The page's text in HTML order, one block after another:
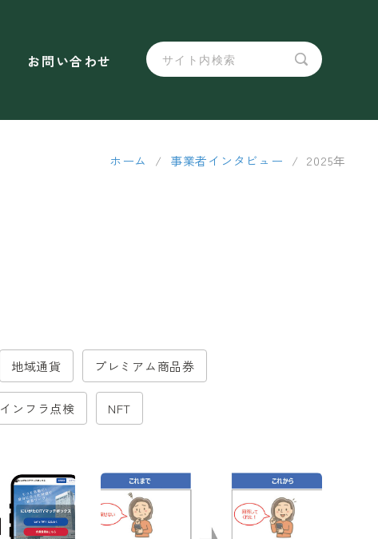
お問い合わせ
ホーム / 事業者インタビュー / 2025年
地域通貨 プレミアム商品券
インフラ点検 NFT